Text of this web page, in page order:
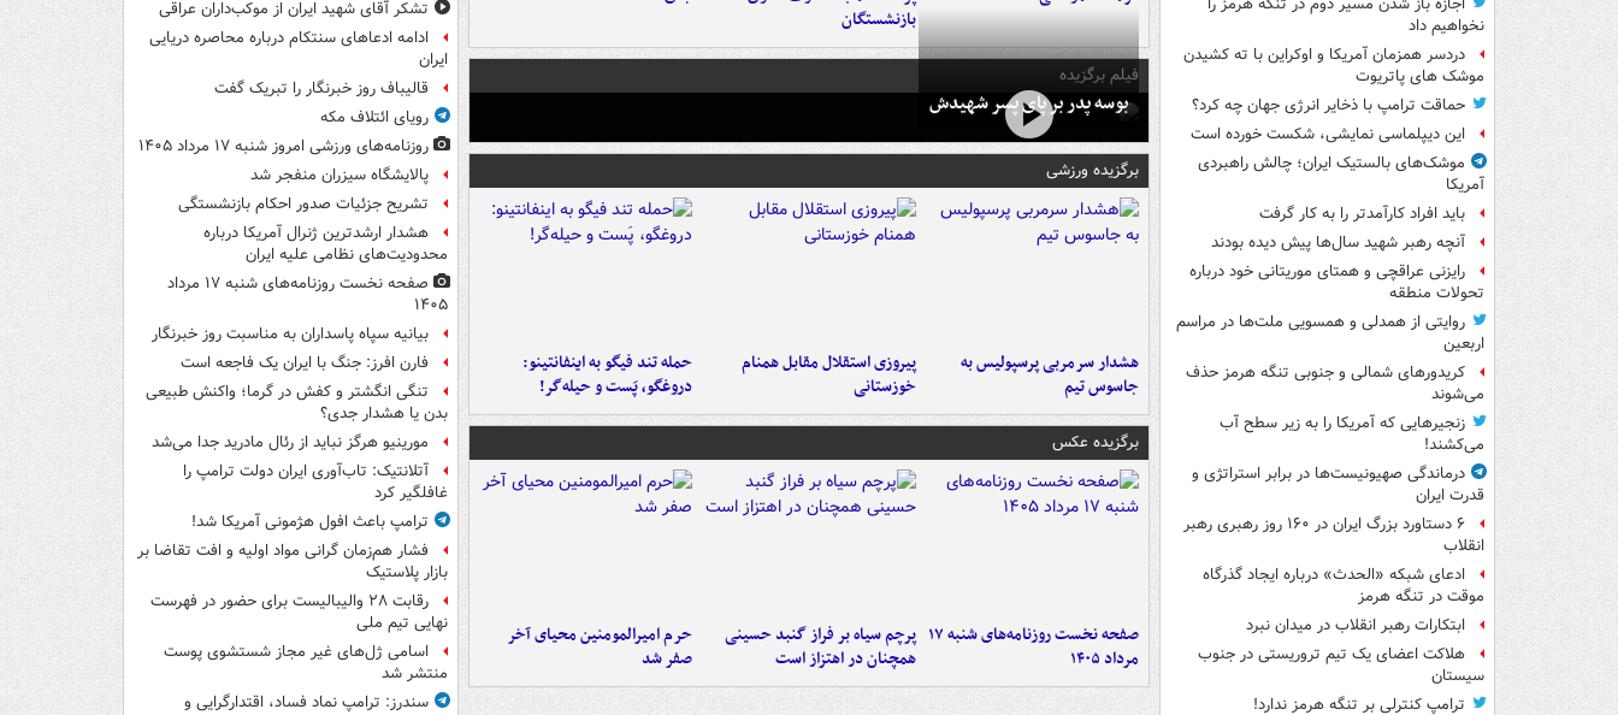
اجازه باز شدن مسیر دوم در تنگه هرمز را
نخواهیم داد
دردسر همزمان آمریکا و اوکراین با ته کشیدن
موشک های پاتریوت
حماقت ترامپ با ذخایر انرژی جهان چه کرد؟
این دیپلماسی نمایشی، شکست خورده است
موشک‌های بالستیک ایران؛ چالش راهبردی
آمریکا
باید افراد کارآمدتر را به کار گرفت
آنچه رهبر شهید سال‌ها پیش دیده بودند
رایزنی عراقچی و همتای موریتانی خود درباره
تحولات منطقه
روایتی از همدلی و همسویی ملت‌ها در مراسم
اربعین
کریدورهای شمالی و جنوبی تنگه هرمز حذف
می‌شوند
زنجیرهایی که آمریکا را به زیر سطح آب
می‌کشند!
درماندگی صهیونیست‌ها در برابر استراتژی و
قدرت ایران
۶ دستاورد بزرگ ایران در ۱۶۰ روز رهبری رهبر
انقلاب
ادعای شبکه «الحدث» درباره ایجاد گذرگاه
موقت در تنگه هرمز
ابتکارات رهبر انقلاب در میدان نبرد
هلاکت اعضای یک تیم تروریستی در جنوب
سیستان
ترامپ کنترلی بر تنگه هرمز ندارد!
بازنشستگان
فیلم برگزیده
بوسه‌ پدر بر پای پسر شهیدش
برگزیده ورزشی
هشدار سرمربی پرسپولیس به
جاسوس تیم
پیروزی استقلال مقابل همنام
خوزستانی
حمله تند فیگو به اینفانتینو:
دروغگو، پَست‌ و حیله‌گر!
برگزیده عکس
صفحه نخست روزنامه‌های شنبه ۱۷
مرداد ۱۴۰۵
پرچم سیاه بر فراز گنبد حسینی
همچنان در اهتزاز است
حرم امیرالمومنین محیای آخر
صفر شد
تشکر آقای شهید ایران از موکب‌داران عراقی
ادامه ادعاهای سنتکام درباره محاصره دریایی
ایران
قالیباف روز خبرنگار را تبریک گفت
رویای ائتلاف مکه
روزنامه‌های ورزشی امروز ‌شنبه ۱۷ مرداد ۱۴۰۵
پالایشگاه سیزران منفجر شد
تشریح جزئیات صدور احکام بازنشستگی
هشدار ارشدترین ژنرال آمریکا درباره
محدودیت‌های نظامی علیه ایران
صفحه نخست روزنامه‌های شنبه ۱۷ مرداد
۱۴۰۵
بیانیه سپاه پاسداران به مناسبت روز خبرنگار
فارن افرز: جنگ با ایران یک فاجعه است
تنگی انگشتر و کفش در گرما؛ واکنش طبیعی
بدن یا هشدار جدی؟
مورینیو هرگز نباید از رئال مادرید جدا می‌شد
آتلانتیک: تاب‌آوری ایران دولت ترامپ را
غافلگیر کرد
ترامپ باعث افول هژمونی آمریکا شد!
فشار هم‌زمان گرانی مواد اولیه و افت تقاضا بر
بازار پلاستیک
رقابت ۲۸ والیبالیست برای حضور در فهرست
نهایی تیم ملی
اسامی ژل‌های غیر مجاز شستشوی پوست
منتشر شد
سندرز: ترامپ نماد فساد، اقتدارگرایی و